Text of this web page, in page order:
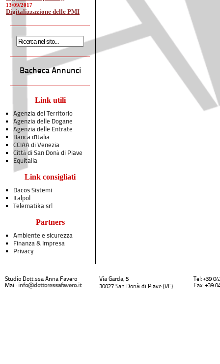
13/09/2017
Digitalizzazione delle PMI
Bacheca Annunci
Link utili
Agenzia del Territorio
Agenzia delle Dogane
Agenzia delle Entrate
Banca d'Italia
CCIAA di Venezia
Città di San Donà di Piave
Equitalia
Link consigliati
Dacos Sistemi
Italpol
Telematika srl
Partners
Ambiente e sicurezza
Finanza & Impresa
Privacy
Studio Dott.ssa Anna Favero
Mail: info@dottoressafavero.it
Via Garda, 5
30027 San Donà di Piave (VE)
Tel: +39
Fax: +39